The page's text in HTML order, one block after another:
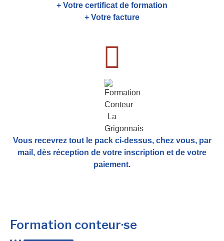
+ Votre certificat de formation
+ Votre facture
Vous recevrez tout le pack ci-dessus, chez vous, par
mail, dès réception de votre inscription et de votre
paiement.
Formation conteur·se